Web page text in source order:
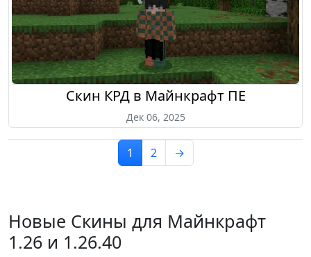
Скин КРД в Майнкрафт ПЕ
Дек 06, 2025
1 2 →
Новые Скины для Майнкрафт
1.26 и 1.26.40